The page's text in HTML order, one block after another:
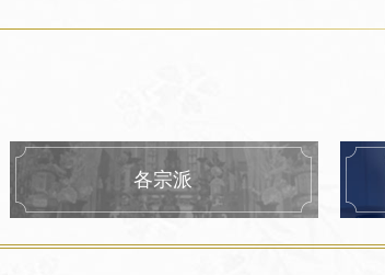
各宗派